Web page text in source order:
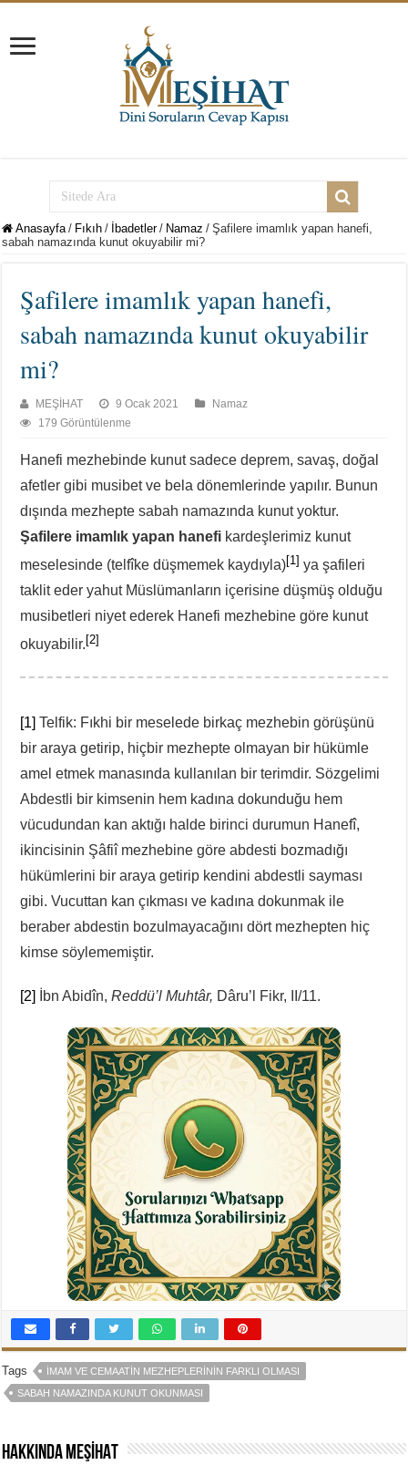
Anasayfa / Fıkıh / İbadetler / Namaz / Şafilere imamlık yapan hanefi,
sabah namazında kunut okuyabilir mi?
Şafilere imamlık yapan hanefi,
sabah namazında kunut okuyabilir
mi?
MEŞİHAT 9 Ocak 2021
Namaz
179 Görüntülenme
Hanefi mezhebinde kunut sadece deprem, savaş, doğal
afetler gibi musibet ve bela dönemlerinde yapılır. Bunun
dışında mezhepte sabah namazında kunut yoktur.
Şafilere imamlık yapan hanefi kardeşlerimiz kunut
meselesinde (telfîke düşmemek kaydıyla)[1] ya şafileri
taklit eder yahut Müslümanların içerisine düşmüş olduğu
musibetleri niyet ederek Hanefi mezhebine göre kunut
okuyabilir. [2]
[1] Telfik: Fıkhi bir meselede birkaç mezhebin görüşünü
bir araya getirip, hiçbir mezhepte olmayan bir hükümle
amel etmek manasında kullanılan bir terimdir. Sözgelimi
Abdestli bir kimsenin hem kadına dokunduğu hem
vücudundan kan aktığı halde birinci durumun Hanefî,
ikincisinin Şâfiî mezhebine göre abdesti bozmadığı
hükümlerini bir araya getirip kendini abdestli sayması
gibi. Vucuttan kan çıkması ve kadına dokunmak ile
beraber abdestin bozulmayacağını dört mezhepten hiç
kimse söylememiştir.
[2] İbn Abidîn,Reddü’l Muhtâr, Dâru’l Fikr, II/11.
Tags
İMAM VE CEMAATIN MEZHEPLERININ FARKLI OLMASI
SABAH NAMAZINDA KUNUT OKUNMASI
Hakkında MEŞİHAT